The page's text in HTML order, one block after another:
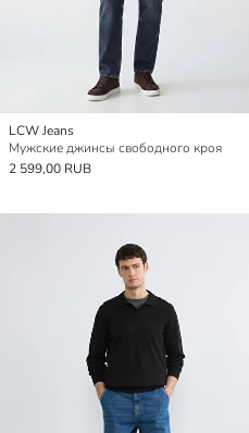
LCW Jeans
Мужские джинсы свободного кроя
2 599,00 RUB